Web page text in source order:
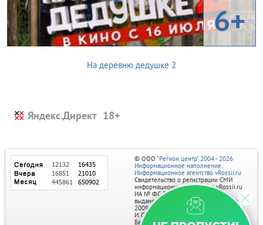
6+
На деревню дедушке 2
Яндекс.Директ
© ООО "Регион центр" 2004 - 2026
Информационное наполнение:
Информационное агентство vRossii.ru
Свидетельство о регистрации СМИ
информационного агентства vRossii.ru
ИА № ФС 77‑35502
выдано РОСКОМНАДЗОРом 04 марта
2009г.
И. О. Главного редактора Нарыков А. Н.
Баннеры на портале размещаются на